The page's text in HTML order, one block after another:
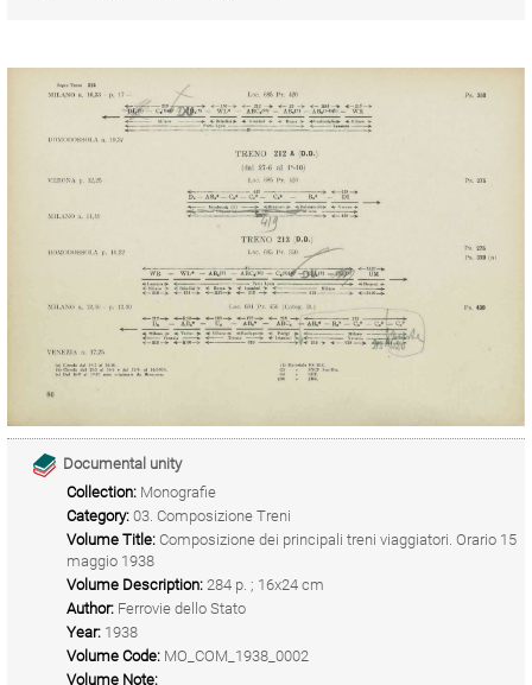
Documental unity
Collection: Monografie
Category: 03. Composizione Treni
Volume Title: Composizione dei principali treni viaggiatori. Orario 15
maggio 1938
Volume Description: 284 p. ; 16x24 cm
Author: Ferrovie dello Stato
Year: 1938
Volume Code: MO_COM_1938_0002
Volume Note: